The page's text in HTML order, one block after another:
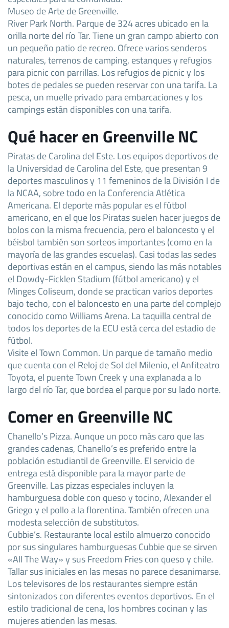
Museo de Arte de Greenville.
River Park North. Parque de 324 acres ubicado en la
orilla norte del río Tar. Tiene un gran campo abierto con
un pequeño patio de recreo. Ofrece varios senderos
naturales, terrenos de camping, estanques y refugios
para picnic con parrillas. Los refugios de picnic y los
botes de pedales se pueden reservar con una tarifa. La
pesca, un muelle privado para embarcaciones y los
campings están disponibles con una tarifa.
Qué hacer en Greenville NC
Piratas de Carolina del Este. Los equipos deportivos de
la Universidad de Carolina del Este, que presentan 9
deportes masculinos y 11 femeninos de la División I de
la NCAA, sobre todo en la Conferencia Atlética
Americana. El deporte más popular es el fútbol
americano, en el que los Piratas suelen hacer juegos de
bolos con la misma frecuencia, pero el baloncesto y el
béisbol también son sorteos importantes (como en la
mayoría de las grandes escuelas). Casi todas las sedes
deportivas están en el campus, siendo las más notables
el Dowdy-Ficklen Stadium (fútbol americano) y el
Minges Coliseum, donde se practican varios deportes
bajo techo, con el baloncesto en una parte del complejo
conocido como Williams Arena. La taquilla central de
todos los deportes de la ECU está cerca del estadio de
fútbol.
Visite el Town Common. Un parque de tamaño medio
que cuenta con el Reloj de Sol del Milenio, el Anfiteatro
Toyota, el puente Town Creek y una explanada a lo
largo del río Tar, que bordea el parque por su lado norte.
Comer en Greenville NC
Chanello’s Pizza. Aunque un poco más caro que las
grandes cadenas, Chanello’s es preferido entre la
población estudiantil de Greenville. El servicio de
entrega está disponible para la mayor parte de
Greenville. Las pizzas especiales incluyen la
hamburguesa doble con queso y tocino, Alexander el
Griego y el pollo a la florentina. También ofrecen una
modesta selección de substitutos.
Cubbie’s. Restaurante local estilo almuerzo conocido
por sus singulares hamburguesas Cubbie que se sirven
«All The Way» y sus Freedom Fries con queso y chile.
Tallar sus iniciales en las mesas no parece desanimarse.
Los televisores de los restaurantes siempre están
sintonizados con diferentes eventos deportivos. En el
estilo tradicional de cena, los hombres cocinan y las
mujeres atienden las mesas.